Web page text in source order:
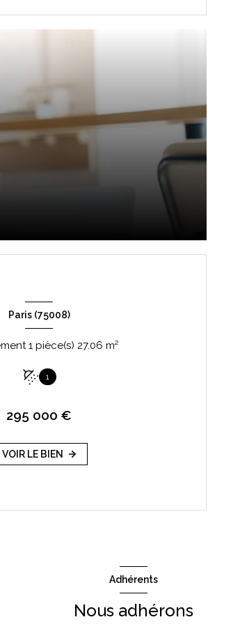
Paris (75008)
Appartement 1 pièce(s) 27.06 m²
1
295 000 €
VOIR LE BIEN
Adhérents
Nous adhérons